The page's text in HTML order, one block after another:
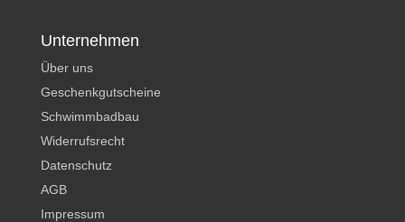
Unternehmen
Über uns
Geschenkgutscheine
Schwimmbadbau
Widerrufsrecht
Datenschutz
AGB
Impressum